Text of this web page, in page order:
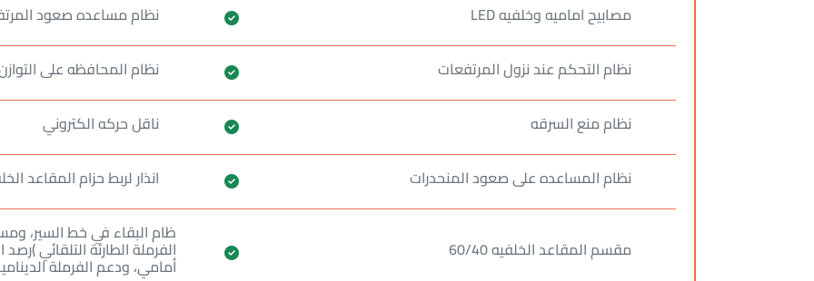
مصابيح اماميه وخلفيه LED
نظام مساعده صعود
نظام التحكم عند نزول المرتفعات
نظام المحافظه على
نظام منع السرقه
ناقل حركه الكتروني
نظام المساعده على صعود المنحدرات
انذار لربط حزام المقاعد
مقسم المقاعد الخلفيه 60/40
ظام البقاء في خط السير،
الفرملة الطارئة التلقائي
أمامي، ودعم الفرملة